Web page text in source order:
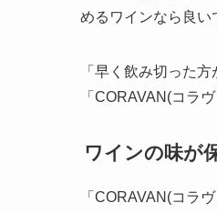
めるワインなら良い
「早く飲み切った
「CORAVAN(コラ
ワインの味が
「CORAVAN(コラ